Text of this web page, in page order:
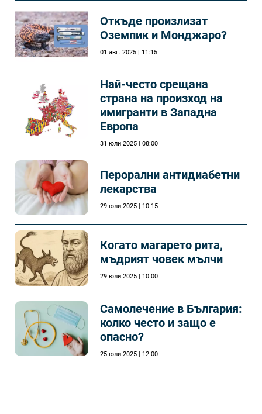
Откъде произлизат
Оземпик и Монджаро?
01 авг. 2025 | 11:15
Най-често срещана
страна на произход на
имигранти в Западна
Европа
31 юли 2025 | 08:00
Перорални антидиабетни
лекарства
29 юли 2025 | 10:15
Когато магарето рита,
мъдрият човек мълчи
29 юли 2025 | 10:00
Самолечeние в България:
колко често и защо е
опасно?
25 юли 2025 | 12:00